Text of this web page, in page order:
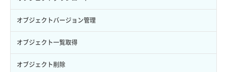
トークン発行
パーミッション一覧取得
ロールからパーミッションを紐づけ解除
ボリュームイメージ保存
ボリュームタイプ一覧取得
ボリュームタイプ詳細取得
アタッチ済みボリューム詳細取得
コンソールURL発行
サーバーに紐づくアドレス取得
セキュリティグループ ルール作成
セキュリティグループ ルール削除
セキュリティグループ ルール詳細取得
ヘルスモニタ作成
ヘルスモニタ削除
ヘルスモニタ更新
オブジェクトバージョン管理
オブジェクト一覧取得
オブジェクト削除